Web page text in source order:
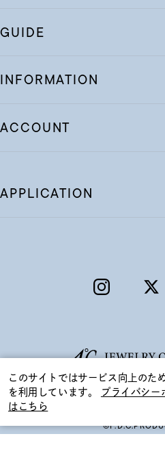
GUIDE
INFORMATION
ACCOUNT
APPLICATION
このサイトではサービス向上のた
を利用しています。
プライバシー
はこちら